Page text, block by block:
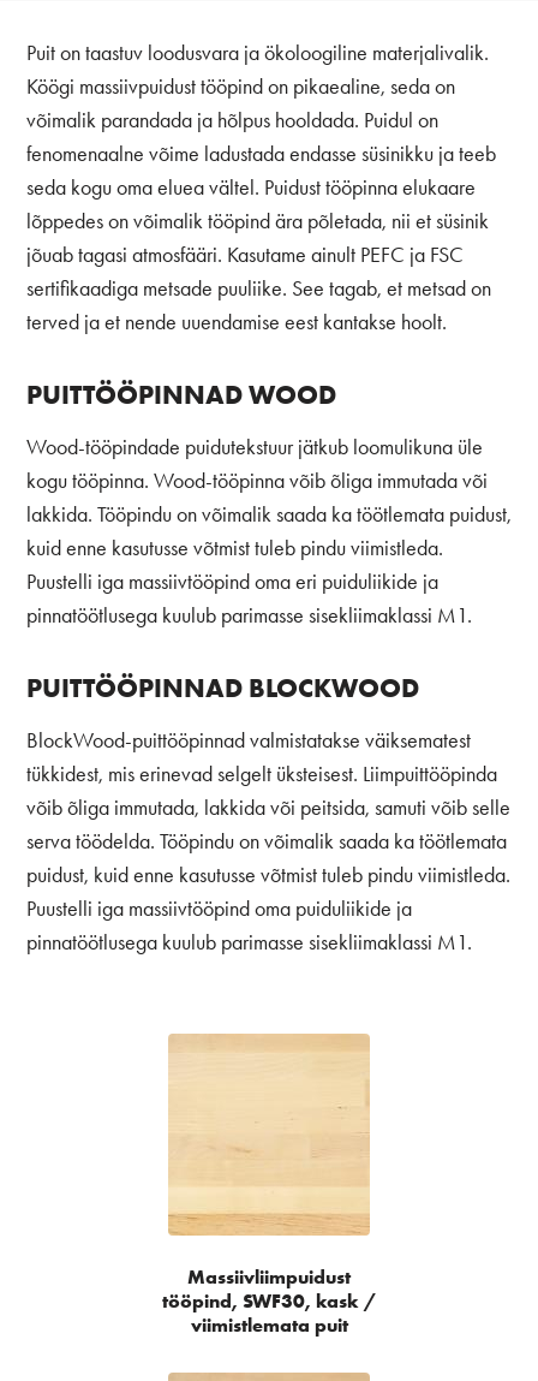
Puit on taastuv loodusvara ja ökoloogiline materjalivalik.
Köögi massiivpuidust tööpind on pikaealine, seda on
võimalik parandada ja hõlpus hooldada. Puidul on
fenomenaalne võime ladustada endasse süsinikku ja teeb
seda kogu oma eluea vältel. Puidust tööpinna elukaare
lõppedes on võimalik tööpind ära põletada, nii et süsinik
jõuab tagasi atmosfääri. Kasutame ainult PEFC ja FSC
sertifikaadiga metsade puuliike. See tagab, et metsad on
terved ja et nende uuendamise eest kantakse hoolt.
PUITTÖÖPINNAD WOOD
Wood-tööpindade puidutekstuur jätkub loomulikuna üle
kogu tööpinna. Wood-tööpinna võib õliga immutada või
lakkida. Tööpindu on võimalik saada ka töötlemata puidust,
kuid enne kasutusse võtmist tuleb pindu viimistleda.
Puustelli iga massiivtööpind oma eri puiduliikide ja
pinnatöötlusega kuulub parimasse sisekliimaklassi M1.
PUITTÖÖPINNAD BLOCKWOOD
BlockWood-puittööpinnad valmistatakse väiksematest
tükkidest, mis erinevad selgelt üksteisest. Liimpuittööpinda
võib õliga immutada, lakkida või peitsida, samuti võib selle
serva töödelda. Tööpindu on võimalik saada ka töötlemata
puidust, kuid enne kasutusse võtmist tuleb pindu viimistleda.
Puustelli iga massiivtööpind oma puiduliikide ja
pinnatöötlusega kuulub parimasse sisekliimaklassi M1.
Massiivliimpuidust
tööpind, SWF30, kask /
viimistlemata puit